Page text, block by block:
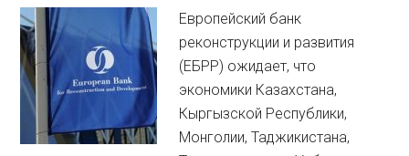
Европейский банк
реконструкции и развития
(ЕБРР) ожидает, что
экономики Казахстана,
Кыргызской Республики,
Монголии, Таджикистана,